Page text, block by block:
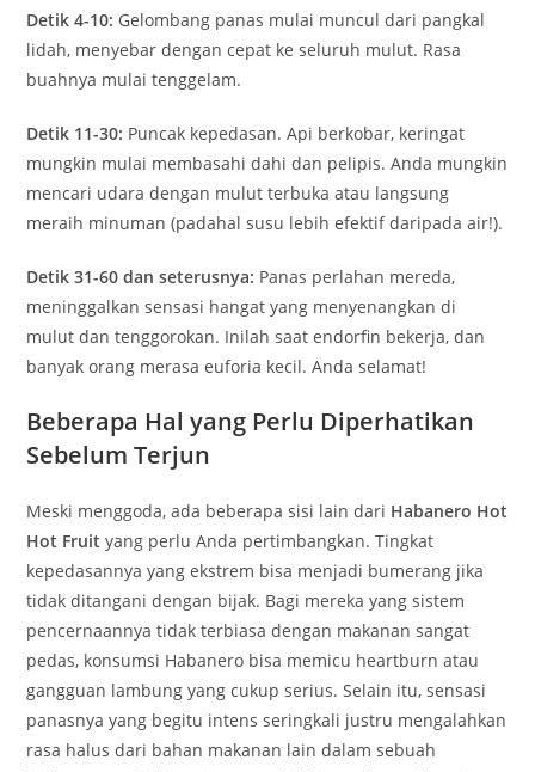
Detik 4-10: Gelombang panas mulai muncul dari pangkal
lidah, menyebar dengan cepat ke seluruh mulut. Rasa
buahnya mulai tenggelam.
Detik 11-30: Puncak kepedasan. Api berkobar, keringat
mungkin mulai membasahi dahi dan pelipis. Anda mungkin
mencari udara dengan mulut terbuka atau langsung
meraih minuman (padahal susu lebih efektif daripada air!).
Detik 31-60 dan seterusnya: Panas perlahan mereda,
meninggalkan sensasi hangat yang menyenangkan di
mulut dan tenggorokan. Inilah saat endorfin bekerja, dan
banyak orang merasa euforia kecil. Anda selamat!
Beberapa Hal yang Perlu Diperhatikan
Sebelum Terjun
Meski menggoda, ada beberapa sisi lain dari Habanero Hot
Hot Fruit yang perlu Anda pertimbangkan. Tingkat
kepedasannya yang ekstrem bisa menjadi bumerang jika
tidak ditangani dengan bijak. Bagi mereka yang sistem
pencernaannya tidak terbiasa dengan makanan sangat
pedas, konsumsi Habanero bisa memicu heartburn atau
gangguan lambung yang cukup serius. Selain itu, sensasi
panasnya yang begitu intens seringkali justru mengalahkan
rasa halus dari bahan makanan lain dalam sebuah